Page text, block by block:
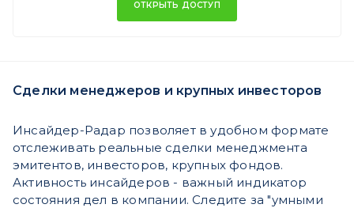
ОТКРЫТЬ ДОСТУП
Сделки менеджеров и крупных инвесторов
Инсайдер-Радар позволяет в удобном формате
отслеживать реальные сделки менеджмента
эмитентов, инвесторов, крупных фондов.
Активность инсайдеров - важный индикатор
состояния дел в компании. Следите за "умными